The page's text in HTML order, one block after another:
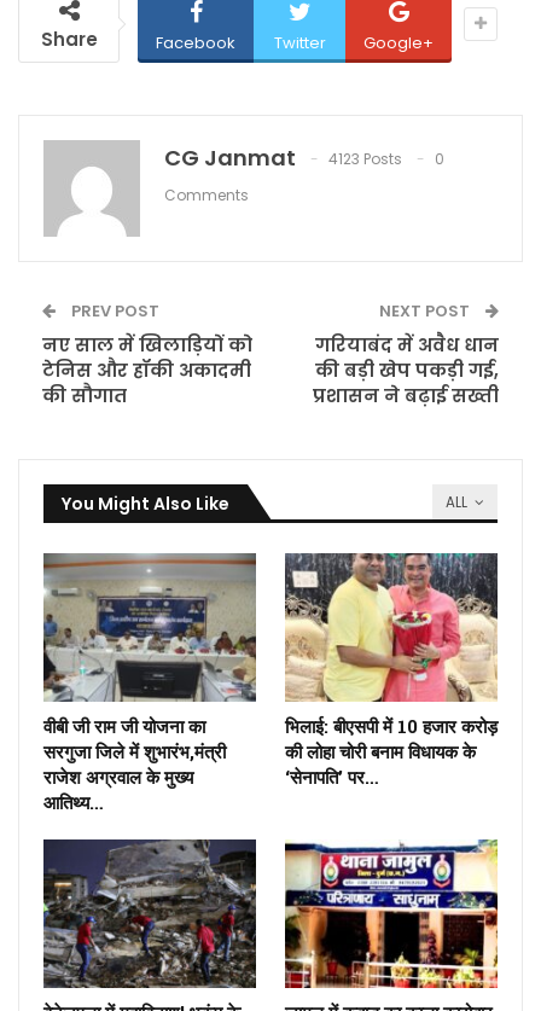
Share Facebook Twitter Google+
CG Janmat 4123 Posts
0
Comments
PREV POST
नए साल में खिलाड़ियों को
टेनिस और हॉकी अकादमी
की सौगात
NEXT POST
गरियाबंद में अवैध धान
की बड़ी खेप पकड़ी गई,
प्रशासन ने बढ़ाई सख्ती
ALL
You Might Also Like
वीबी जी राम जी योजना का
सरगुजा जिले में शुभारंभ,मंत्री
राजेश अग्रवाल के मुख्य
आतिथ्य…
भिलाई: बीएसपी में 10 हजार करोड़
की लोहा चोरी बनाम विधायक के
‘सेनापति’ पर…